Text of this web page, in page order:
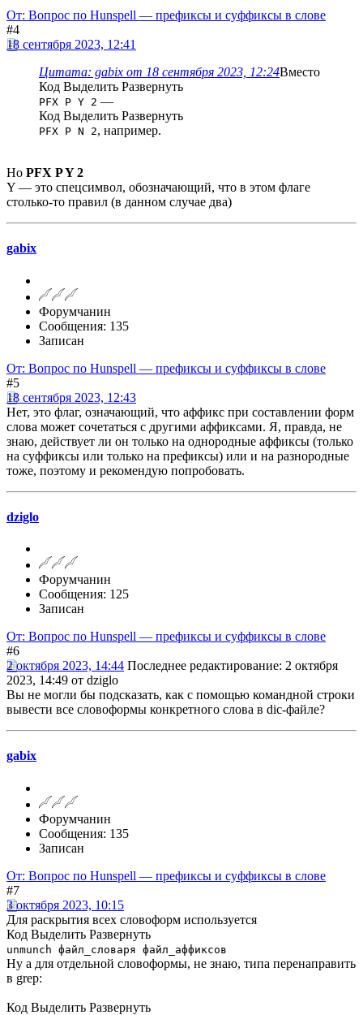
От: Вопрос по Hunspell — префиксы и суффиксы в слове
#4
18 сентября 2023, 12:41
Цитата: gabix от 18 сентября 2023, 12:24Вместо
Код Выделить Развернуть
PFX P Y 2 —
Код Выделить Развернуть
PFX P N 2, например.
Но PFX P Y 2
Y — это спецсимвол, обозначающий, что в этом флаге
столько-то правил (в данном случае два)
gabix
Форумчанин
Сообщения: 135
Записан
От: Вопрос по Hunspell — префиксы и суффиксы в слове
#5
18 сентября 2023, 12:43
Нет, это флаг, означающий, что аффикс при составлении форм
слова может сочетаться с другими аффиксами. Я, правда, не
знаю, действует ли он только на однородные аффиксы (только
на суффиксы или только на префиксы) или и на разнородные
тоже, поэтому и рекомендую попробовать.
dziglo
Форумчанин
Сообщения: 125
Записан
От: Вопрос по Hunspell — префиксы и суффиксы в слове
#6
2 октября 2023, 14:44 Последнее редактирование: 2 октября
2023, 14:49 от dziglo
Вы не могли бы подсказать, как с помощью командной строки
вывести все словоформы конкретного слова в dic-файле?
gabix
Форумчанин
Сообщения: 135
Записан
От: Вопрос по Hunspell — префиксы и суффиксы в слове
#7
3 октября 2023, 10:15
Для раскрытия всех словоформ используется
Код Выделить Развернуть
unmunch файл_словаря файл_аффиксов
Ну а для отдельной словоформы, не знаю, типа перенаправить
в grep:
Код Выделить Развернуть